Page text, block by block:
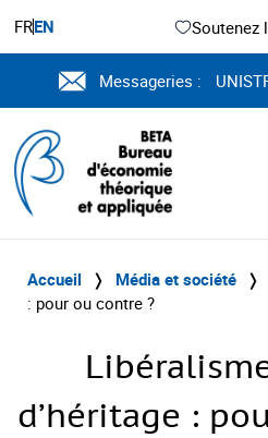
FREN Soutenez
Messageries :
Accueil ❭ Média et société ❭
: pour ou contre ?
d’héritage :